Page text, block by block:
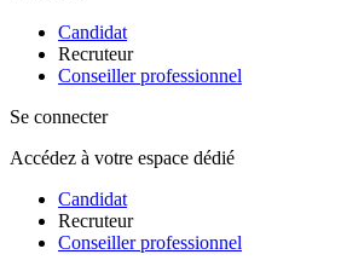
Candidat
Recruteur
Conseiller professionnel
Se connecter
Accédez à votre espace dédié
Candidat
Recruteur
Conseiller professionnel